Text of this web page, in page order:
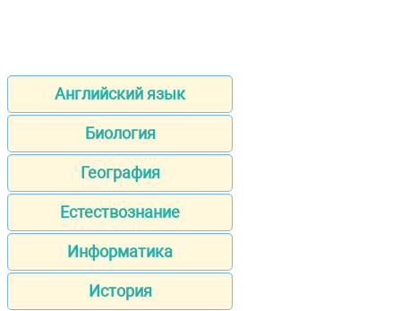
Английский язык
Биология
География
Естествознание
Информатика
История